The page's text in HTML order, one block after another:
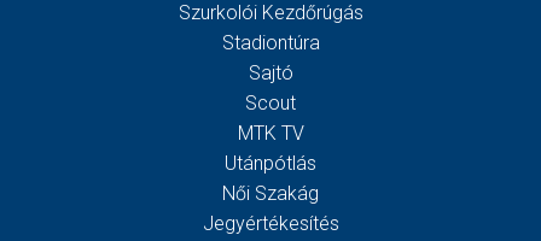
Szurkolói Kezdőrúgás
Stadiontúra
Sajtó
Scout
MTK TV
Utánpótlás
Női Szakág
Jegyértékesítés